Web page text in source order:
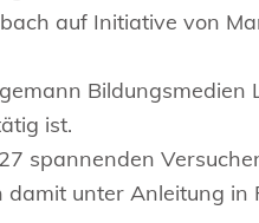
auf Initiative von
Bildungsmedien
ist.
spannenden
damit unter Anleitung